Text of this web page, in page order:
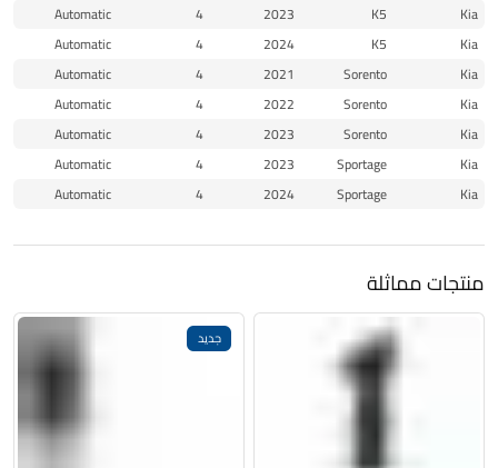
Kia
K5
2023
4
Automatic
Kia
K5
2024
4
Automatic
Kia
Sorento
2021
4
Automatic
Kia
Sorento
2022
4
Automatic
Kia
Sorento
2023
4
Automatic
Kia
Sportage
2023
4
Automatic
Kia
Sportage
2024
4
Automatic
منتجات مماثلة
جديد